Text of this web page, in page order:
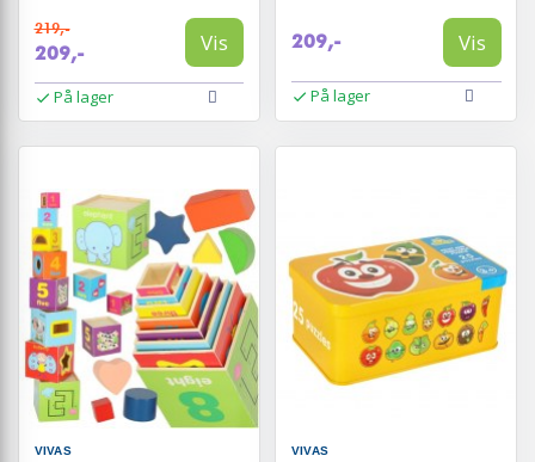
219,-
209,- Vis
På lager
209,- Vis
På lager
VIVAS VIVAS